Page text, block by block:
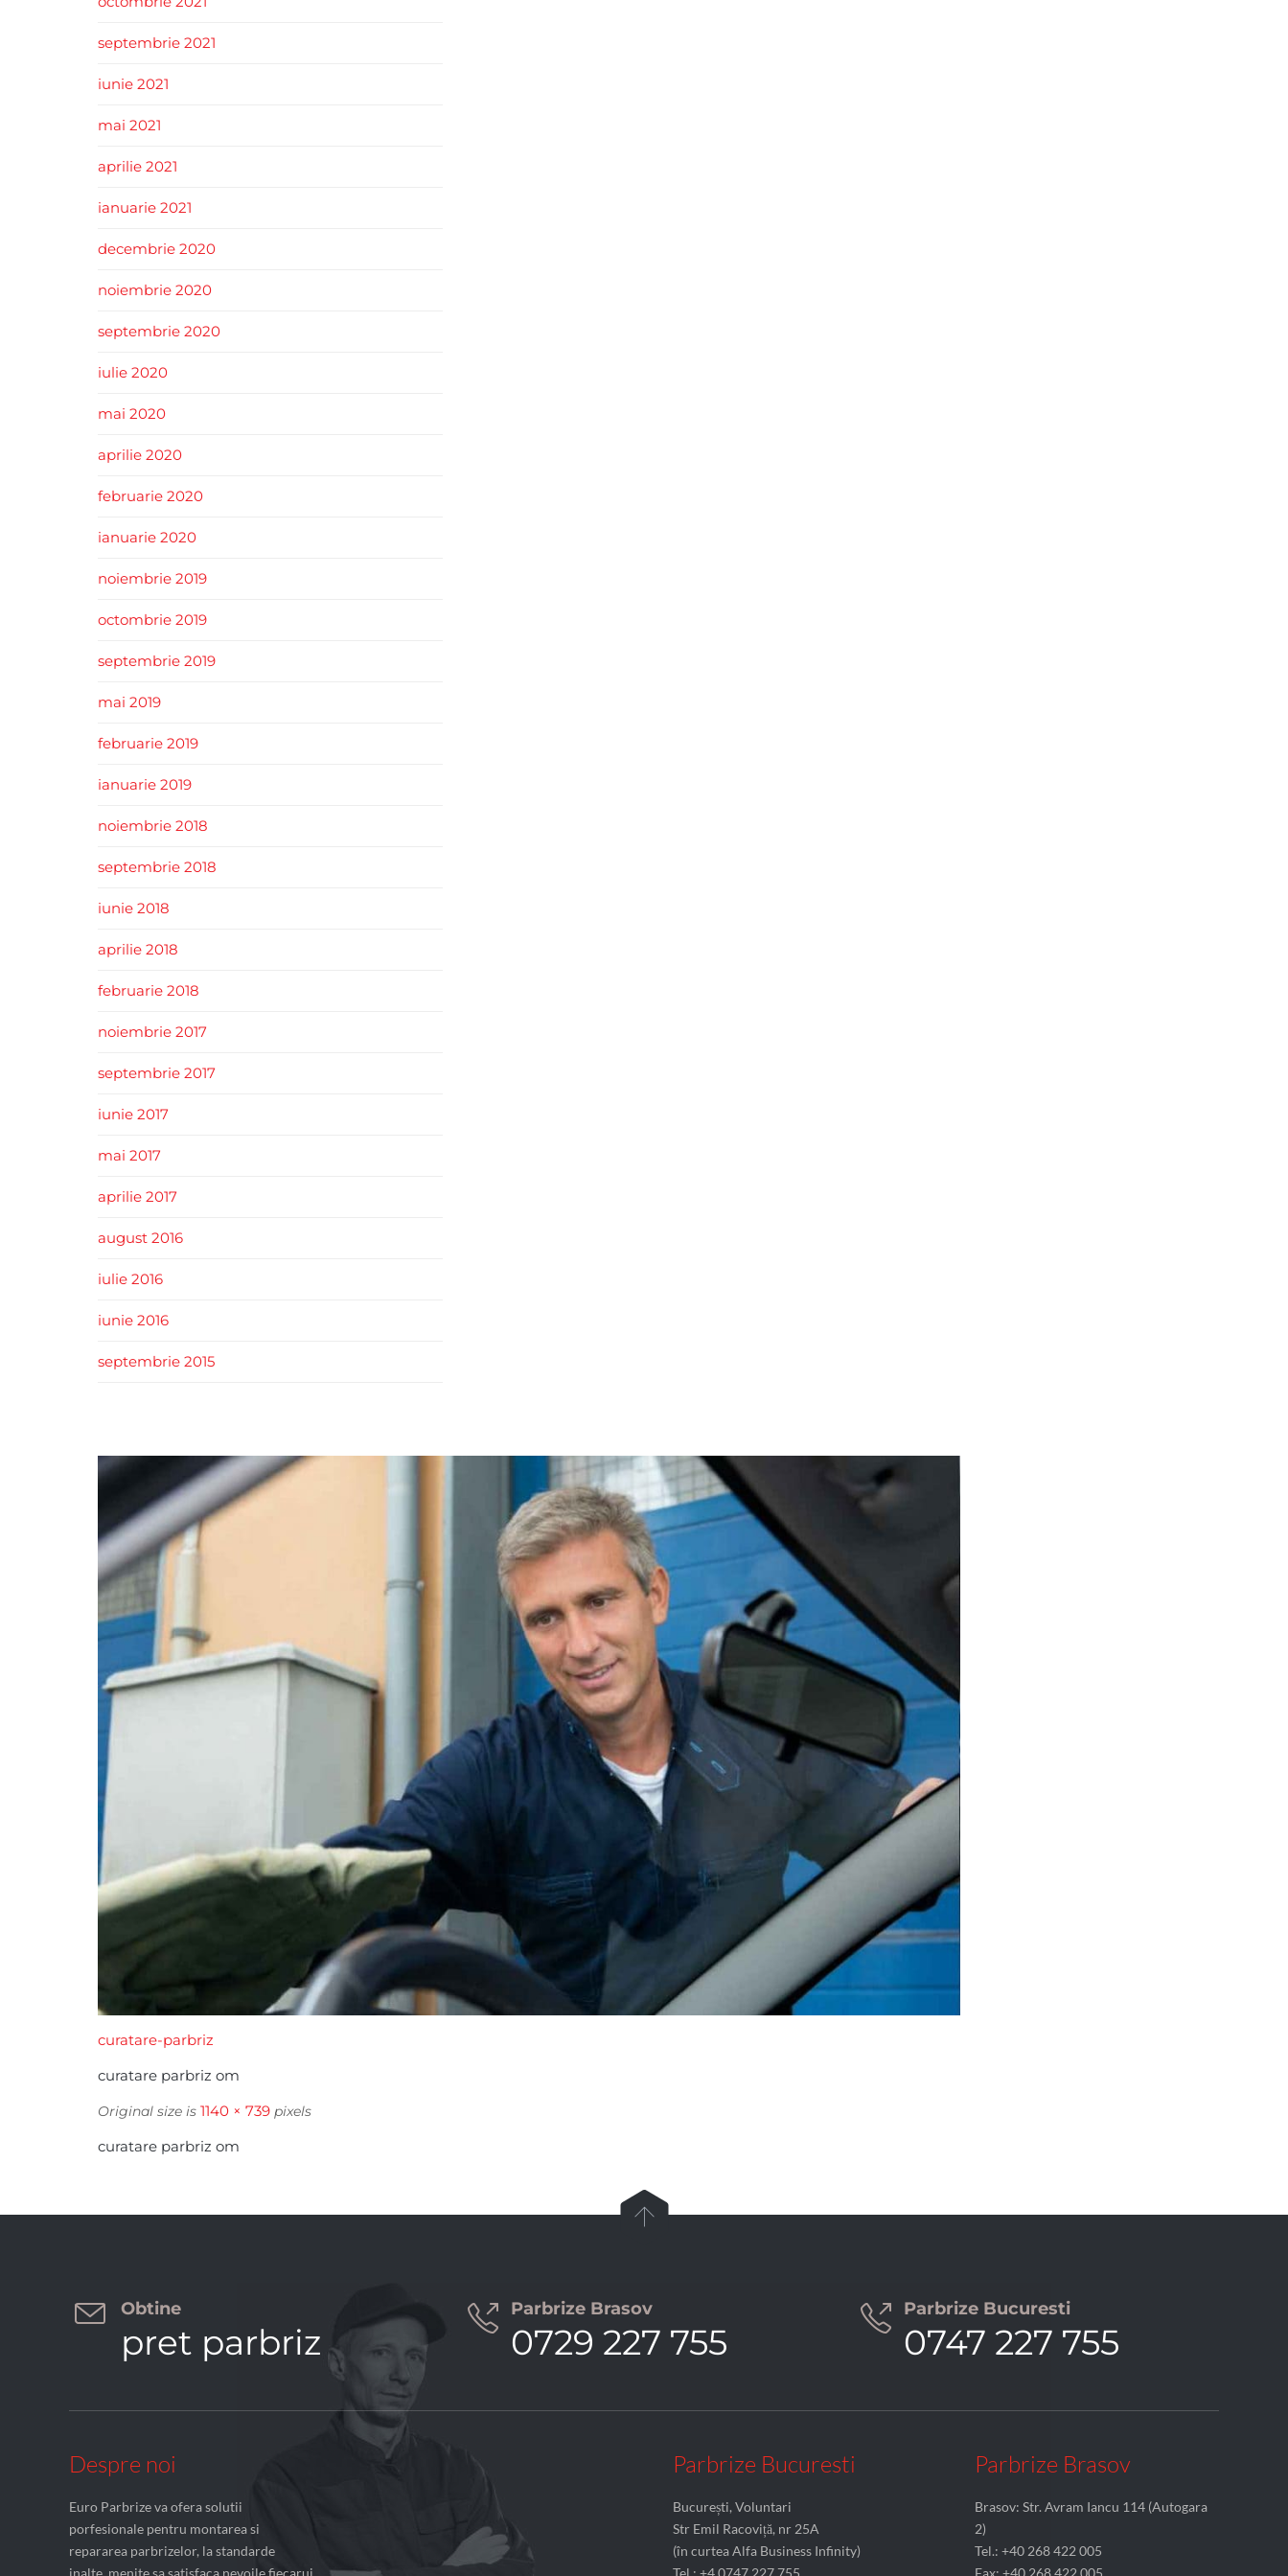
septembrie 2021
iunie 2021
mai 2021
aprilie 2021
ianuarie 2021
decembrie 2020
noiembrie 2020
septembrie 2020
iulie 2020
mai 2020
aprilie 2020
februarie 2020
ianuarie 2020
noiembrie 2019
octombrie 2019
septembrie 2019
mai 2019
februarie 2019
ianuarie 2019
noiembrie 2018
septembrie 2018
iunie 2018
aprilie 2018
februarie 2018
noiembrie 2017
septembrie 2017
iunie 2017
mai 2017
aprilie 2017
august 2016
iulie 2016
iunie 2016
septembrie 2015
curatare-parbriz
curatare parbriz om
Original size is 1140 × 739 pixels
curatare parbriz om

 Obtine
pret parbriz
 Parbrize Brasov
0729 227 755
 Parbrize Bucuresti
0747 227 755
Despre noi
Euro Parbrize va ofera solutii
porfesionale pentru montarea si
repararea parbrizelor, la standarde
inalte, menite sa satisfaca nevoile fiecarui
Parbrize Bucuresti
București, Voluntari
Str Emil Racoviță, nr 25A
(în curtea Alfa Business Infinity)
Tel.: +4 0747 227 755
Parbrize Brasov
Brasov: Str. Avram Iancu 114 (Autogara
2)
Tel.: +40 268 422 005
Fax: +40 268 422 005